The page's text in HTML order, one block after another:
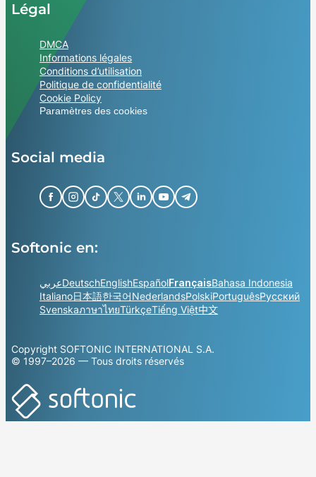
Légal
DMCA
Informations légales
Conditions d’utilisation
Politique de confidentialité
Cookie Policy
Paramètres des cookies
Social media
Softonic en:
عربيDeutschEnglishEspañolFrançaisBahasa Indonesia
Italiano日本語한국어NederlandsPolskiPortuguêsРусский
SvenskaภาษาไทยTürkçeTiếng Việt中文
Copyright SOFTONIC INTERNATIONAL S.A.
© 1997–2026 — Tous droits réservés